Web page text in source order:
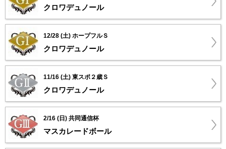
クロワデュノール
12/28 (土) ホープフルＳ
クロワデュノール
11/16 (土) 東スポ２歳Ｓ
クロワデュノール
2/16 (日) 共同通信杯
マスカレードボール